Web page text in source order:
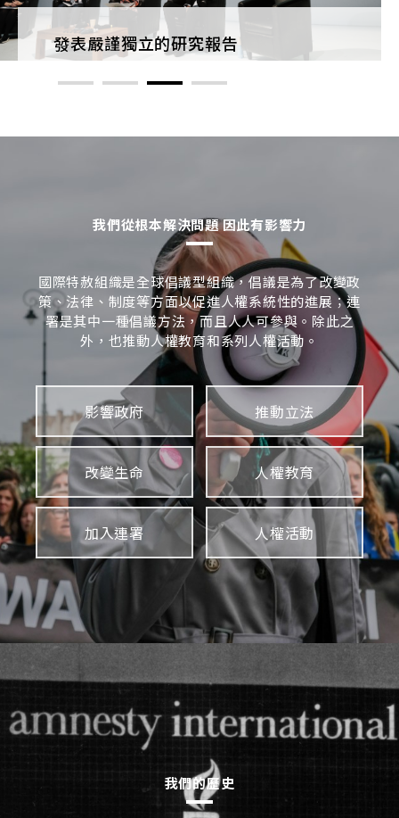
生。 發表嚴謹獨立的研究報告
我們從根本解決問題 因此有影響力
國際特赦組織是全球倡議型組織，倡議是為了改變政
策、法律、制度等方面以促進人權系統性的進展；連
署是其中一種倡議方法，而且人人可參與。除此之
外，也推動人權教育和系列人權活動。
影響政府 推動立法
改變生命 人權教育
加入連署 人權活動
我們的歷史